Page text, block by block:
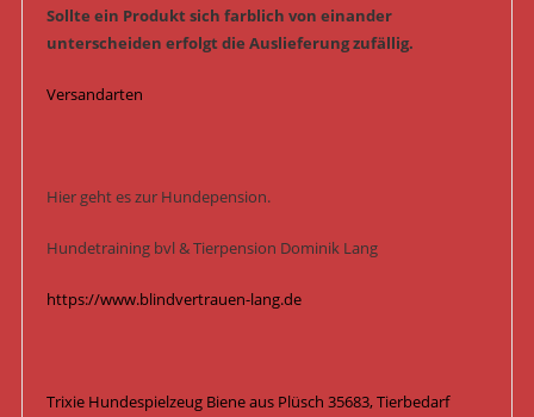
Sollte ein Produkt sich farblich von einander
unterscheiden erfolgt die Auslieferung zufällig.
Versandarten
Hier geht es zur Hundepension.
Hundetraining bvl & Tierpension Dominik Lang
https://www.blindvertrauen-lang.de
Trixie Hundespielzeug Biene aus Plüsch 35683, Tierbedarf